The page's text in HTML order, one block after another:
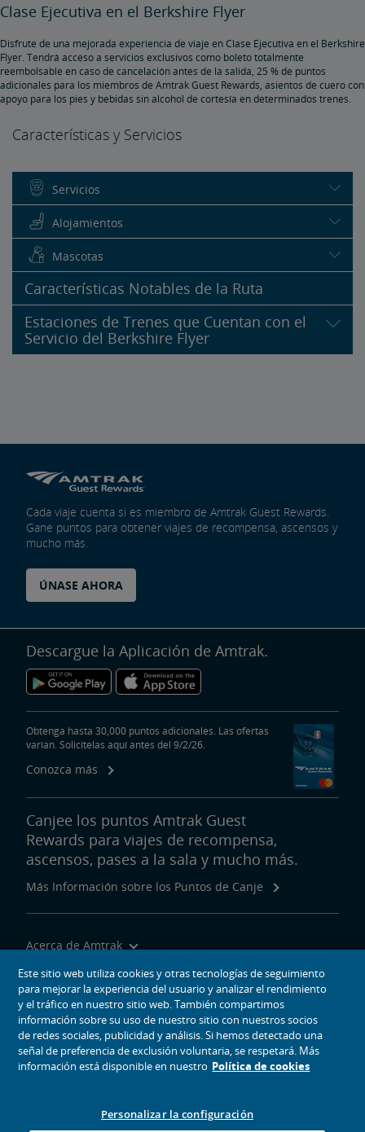
Clase Ejecutiva en el Berkshire Flyer
Disfrute de una mejorada experiencia de viaje en Clase Ejecutiva en el Berkshire
Flyer. Tendrá acceso a servicios exclusivos como boleto totalmente
reembolsable en caso de cancelación antes de la salida, 25 % de puntos
adicionales para los miembros de Amtrak Guest Rewards, asientos de cuero con
apoyo para los pies y bebidas sin alcohol de cortesía en determinados trenes.
Características y Servicios
Servicios
Alojamientos
Mascotas
Características Notables de la Ruta
Estaciones de Trenes que Cuentan con el
Servicio del Berkshire Flyer
Cada viaje cuenta si es miembro de Amtrak Guest Rewards.
Gane puntos para obtener viajes de recompensa, ascensos y
mucho más.
ÚNASE AHORA
Descargue la Aplicación de Amtrak.
Obtenga hasta 30,000 puntos adicionales. Las ofertas
varían. Solicítelas aquí antes del 9/2/26.
Conozca más
Canjee los puntos Amtrak Guest
Rewards para viajes de recompensa,
ascensos, pases a la sala y mucho más.
Más Información sobre los Puntos de Canje
Acerca de Amtrak
Viajar con Nosotros
Herramientas del Sitio
iconos de medios sociales
Este sitio web utiliza cookies y otras tecnologías de seguimiento
para mejorar la experiencia del usuario y analizar el rendimiento
y el tráfico en nuestro sitio web. También compartimos
información sobre su uso de nuestro sitio con nuestros socios
de redes sociales, publicidad y análisis. Si hemos detectado una
señal de preferencia de exclusión voluntaria, se respetará. Más
información está disponible en nuestro Política de cookies
Personalizar la configuración